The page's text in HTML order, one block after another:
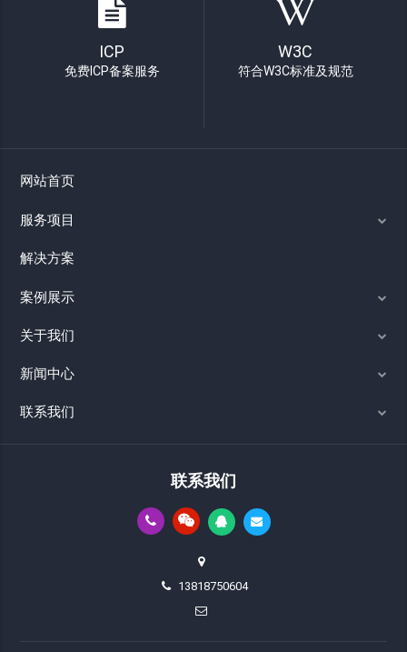
ICP
免费ICP备案服务
W3C
符合W3C标准及规范
网站首页
服务项目
解决方案
案例展示
关于我们
新闻中心
联系我们
联系我们
13818750604